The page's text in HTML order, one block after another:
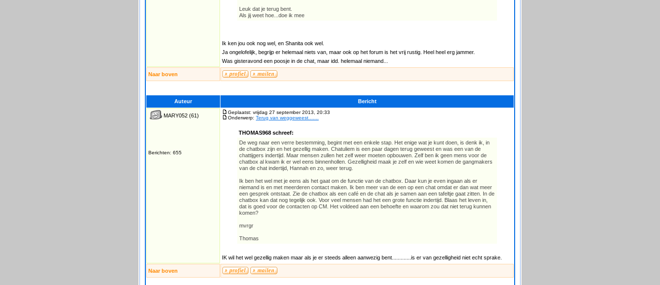
Leuk dat je terug bent.
Als jij weet hoe...doe ik mee
Ik ken jou ook nog wel, en Shanita ook wel.
Ja ongelofelijk, begrijp er helemaal niets van, maar ook op het forum is het vrij rustig. Heel heel erg jammer.
Was gisteravond een poosje in de chat, maar idd. helemaal niemand...
Naar boven
Auteur Bericht
MARY052 (61)
Berichten: 655
Geplaatst: vrijdag 27 september 2013, 20:33
Onderwerp: Terug van weggeweest.......
THOMAS968 schreef:
De weg naar een verre bestemming, begint met een enkele stap. Het enige wat je kunt doen, is denk ik, in
de chatbox zijn en het gezellig maken. Chatuliem is een paar dagen terug geweest en was een van de
chattijgers indertijd. Maar mensen zullen het zelf weer moeten opbouwen. Zelf ben ik geen mens voor de
chatbox al kwam ik er wel eens binnenhollen. Gezelligheid maak je zelf en wie weet komen de gangmakers
van de chat indertijd, Hannah en zo, weer terug.
Ik ben het wel met je eens als het gaat om de functie van de chatbox. Daar kun je even ingaan als er
niemand is en met meerderen contact maken. Ik ben meer van de een op een chat omdat er dan wat meer
een gesprek ontstaat. Zie de chatbox als een café en de chat als je samen aan een tafeltje gaat zitten. In de
chatbox kan dat nog tegelijk ook. Voor veel mensen had het een grote functie indertijd. Blaas het leven in,
dat is goed voor de contacten op CM. Het voldeed aan een behoefte en waarom zou dat niet terug kunnen
komen?
mvrgr
Thomas
IK wil het wel gezellig maken maar als je er steeds alleen aanwezig bent.............is er van gezelligheid niet echt sprake.
Naar boven